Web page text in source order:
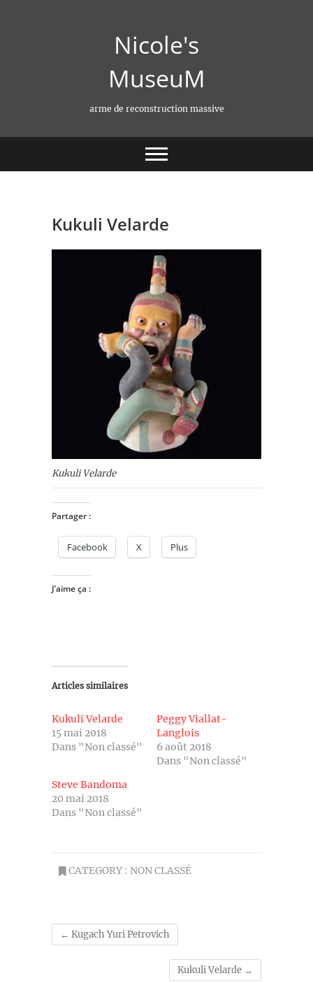
Nicole's
MuseuM
arme de reconstruction massive
Kukuli Velarde
Kukuli Velarde
Partager :
Facebook X Plus
J’aime ça :
Articles similaires
Kukuli Velarde
15 mai 2018
Dans "Non classé"
Peggy Viallat-
Langlois
6 août 2018
Dans "Non classé"
Steve Bandoma
20 mai 2018
Dans "Non classé"
CATEGORY : NON CLASSÉ
← Kugach Yuri Petrovich
Kukuli Velarde →